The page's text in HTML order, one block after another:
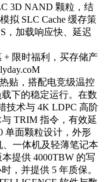
3D NAND 颗粒，结
拟 SLC Cache 缓存策
，加载响应快、延迟
贴，搭配电竞级温控
下的稳定运行。在数
技术与 4K LDPC 高阶
TRIM 指令，有效延
单面颗粒设计，外形
、一体机及轻薄笔记本
提供 4000TBW 的写
，并提供 5 年质保。